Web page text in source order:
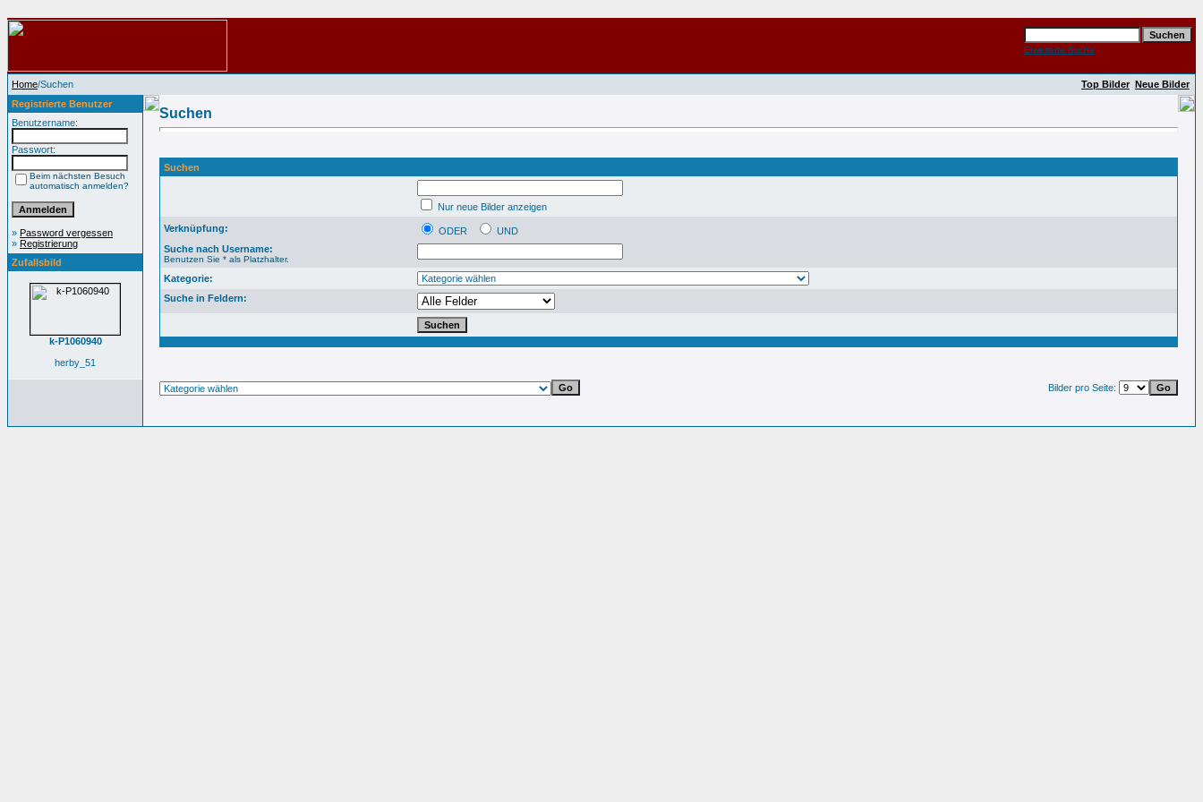
Erweiterte Suche
Home/Suchen Top Bilder Neue Bilder
Registrierte Benutzer
Benutzername:
Passwort:
Beim nächsten Besuch
automatisch anmelden?
» Password vergessen
» Registrierung
Zufallsbild
k-P1060940
herby_51
Suchen
Suchen
Nur neue Bilder anzeigen
Verknüpfung:
ODER
UND
Suche nach Username:
Benutzen Sie * als Platzhalter.
Kategorie:
Suche in Feldern:
Bilder pro Seite: